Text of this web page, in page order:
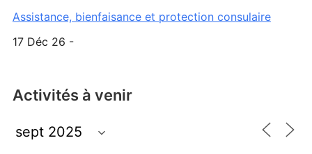
Assistance, bienfaisance et protection consulaire
17 Déc 26 -
Activités à venir